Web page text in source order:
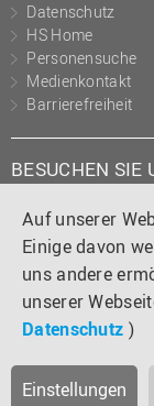
Auf unserer
Einige davon
uns andere
unserer
Datenschutz )
Einstellungen
Datenschutz
HS Home
Personensuche
Medienkontakt
Barrierefreiheit
BESUCHEN SIE